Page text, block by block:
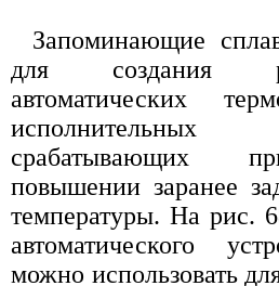
Запоминающие
для создания
автоматических
исполнительных
срабатывающих
повышении заранее
температуры. На рис.
автоматического
можно использовать